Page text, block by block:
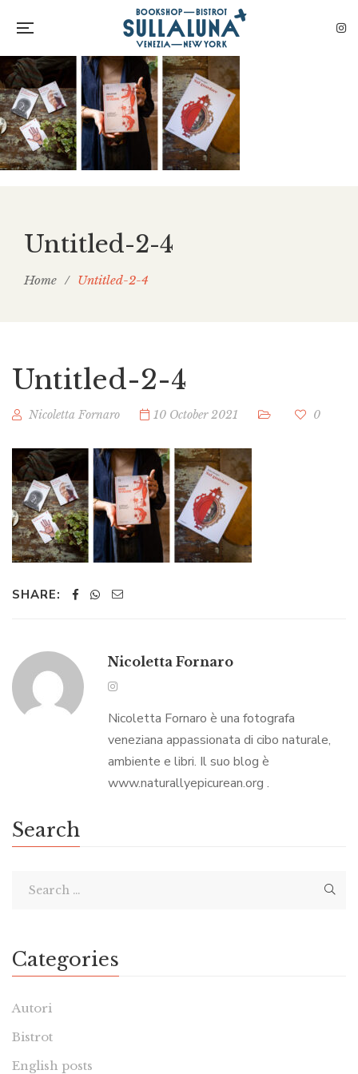
Untitled-2-4
Home / Untitled-2-4
Untitled-2-4
Nicoletta Fornaro 10 October 2021 0
SHARE:
Nicoletta Fornaro
Nicoletta Fornaro è una fotografa
veneziana appassionata di cibo naturale,
ambiente e libri. Il suo blog è
www.naturallyepicurean.org .
Search
Categories
Autori
Bistrot
English posts